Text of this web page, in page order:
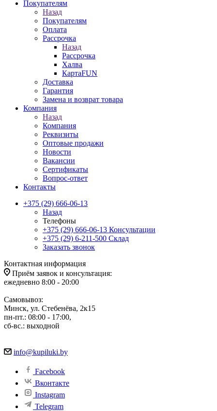
Покупателям
Назад
Покупателям
Оплата
Рассрочка
Назад
Рассрочка
Халва
КартаFUN
Доставка
Гарантия
Замена и возврат товара
Компания
Назад
Компания
Реквизиты
Оптовые продажи
Новости
Вакансии
Сертификаты
Вопрос-ответ
Контакты
+375 (29) 666-06-13
Назад
Телефоны
+375 (29) 666-06-13 Консультации
+375 (29) 6-211-500 Склад
Заказать звонок
Контактная информация
Приём заявок и консультация:
ежедневно 8:00 - 20:00
Самовывоз:
Минск, ул. Стебенёва, 2к15
пн-пт.: 08:00 - 17:00,
сб-вс.: выходной
info@kupiluki.by
Facebook
Вконтакте
Instagram
Telegram